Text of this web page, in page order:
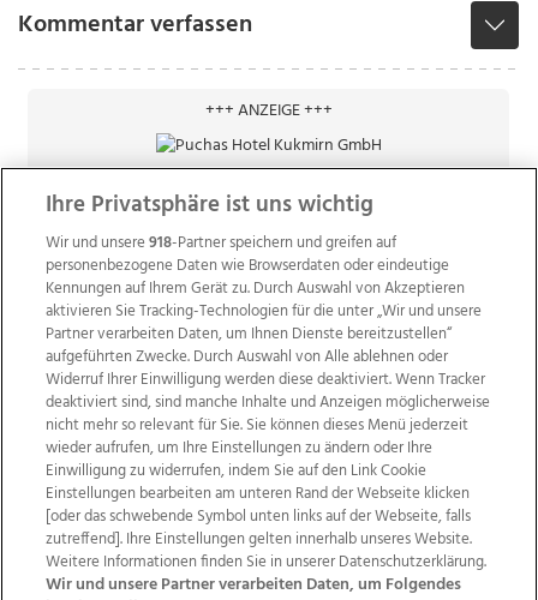
Kommentar verfassen
+++ ANZEIGE +++
Wir über uns Mediadaten Kontakt
Jobs
Datenschutz
Impressum
AGB Anzeigekunden
AGB Website
Ehrenkodex Politische Werbung
Ihre Privatsphäre ist uns wichtig
Wir und unsere918-Partner speichern und greifen auf
personenbezogene Daten wie Browserdaten oder eindeutige
Kennungen auf Ihrem Gerät zu. Durch Auswahl von Akzeptieren
aktivieren Sie Tracking-Technologien für die unter „Wir und unsere
Partner verarbeiten Daten, um Ihnen Dienste bereitzustellen“
aufgeführten Zwecke. Durch Auswahl von Alle ablehnen oder
Widerruf Ihrer Einwilligung werden diese deaktiviert. Wenn Tracker
deaktiviert sind, sind manche Inhalte und Anzeigen möglicherweise
nicht mehr so relevant für Sie. Sie können dieses Menü jederzeit
wieder aufrufen, um Ihre Einstellungen zu ändern oder Ihre
Einwilligung zu widerrufen, indem Sie auf den Link Cookie
Einstellungen bearbeiten am unteren Rand der Webseite klicken
[oder das schwebende Symbol unten links auf der Webseite, falls
zutreffend]. Ihre Einstellungen gelten innerhalb unseres Website.
Weitere Informationen finden Sie in unserer Datenschutzerklärung.
Wir und unsere Partner verarbeiten Daten, um Folgendes